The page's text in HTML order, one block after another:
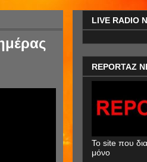
LIVE RADIO
REPORTAZ
To site που
μόνο